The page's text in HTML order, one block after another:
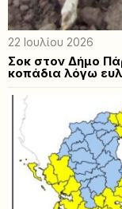
22 Ιουλίου 2026
Σοκ στον Δήμο
κοπάδια λόγω